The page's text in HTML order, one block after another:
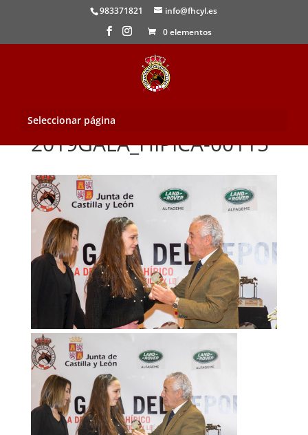
983371821
info@fhcyl.es
0 elementos
Seleccionar página
2019GALA_HIPICA-00115